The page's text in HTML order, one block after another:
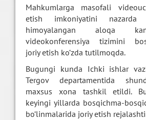
Mahkumlarga masofali
etish imkoniyatini
himoyalangan aloqa
videokonferensiya tizimini
joriy etish ko‘zda tutilmoqda.
Bugungi kunda Ichki ishlar
Tergov departamentida
maxsus xona tashkil etildi.
keyingi yillarda bosqichma-
bo‘linmalarida joriy etish